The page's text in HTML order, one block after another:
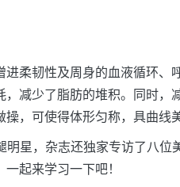
柔韧性及周身的血液循环、
减少了脂肪的堆积。同时，
，可使得体形匀称，具曲线
星，杂志还独家专访了八位
起来学习一下吧！